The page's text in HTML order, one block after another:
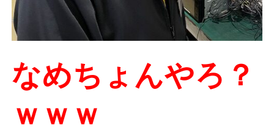
なめちょんやろ？
ｗｗｗ